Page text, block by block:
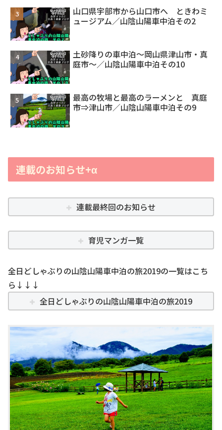
山口県宇部市から山口市へ ときわミ
ュージアム／山陰山陽車中泊その2
土砂降りの車中泊～岡山県津山市・真
庭市～／山陰山陽車中泊その10
最高の牧場と最高のラーメンと 真庭
市⇒津山市／山陰山陽車中泊その9
連載のお知らせ+α
連載最終回のお知らせ
育児マンガ一覧
全日どしゃぶりの山陰山陽車中泊の旅2019の一覧はこち
ら↓↓↓
全日どしゃぶりの山陰山陽車中泊の旅2019